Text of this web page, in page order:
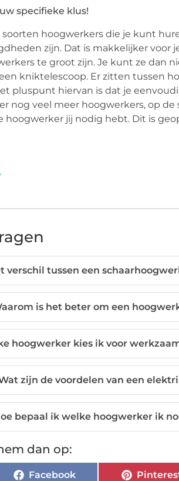
specifieke klus!
soorten hoogwerkers die je kunt
zijn. Dat is makkelijker voor
te groot zijn. Je kunt ze dan
kniktelescoop. Er zitten tussen
pluspunt hiervan is dat je
nog veel meer hoogwerkers, op
hoogwerker jij nodig hebt. Dit is
verschil tussen een
is het beter om een
hoogwerker kies ik voor
zijn de voordelen van een
bepaal ik welke hoogwerker ik
dan op:
Facebook